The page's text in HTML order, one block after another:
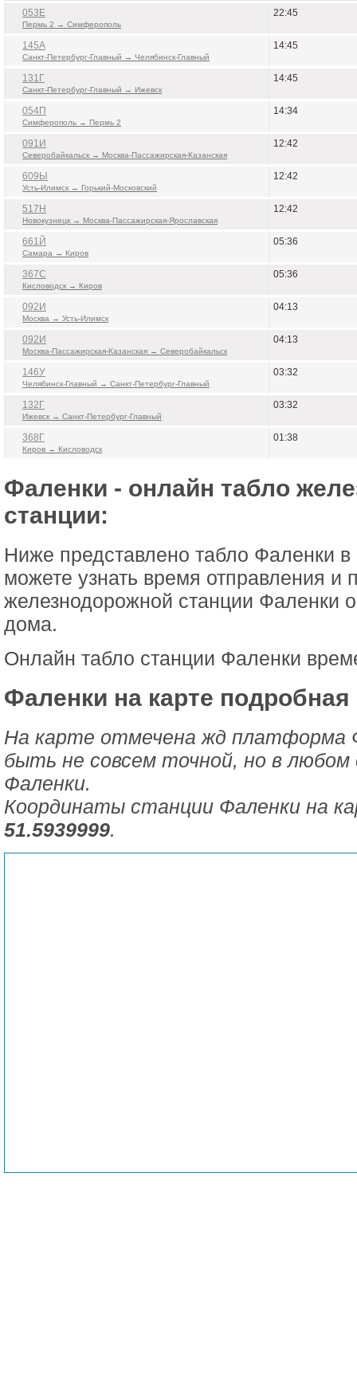
053Е
Пермь 2 → Симферополь
22:45
145А
Санкт-Петербург-Главный → Челябинск-Главный
14:45
131Г
Санкт-Петербург-Главный → Ижевск
14:45
054П
Симферополь → Пермь 2
14:34
091И
Северобайкальск → Москва-Пассажирская-Казанская
12:42
609Ы
Усть-Илимск → Горький-Московский
12:42
517Н
Новокузнецк → Москва-Пассажирская-Ярославская
12:42
661Й
Самара → Киров
05:36
367С
Кисловодск → Киров
05:36
092И
Москва → Усть-Илимск
04:13
092И
Москва-Пассажирская-Казанская → Северобайкальск
04:13
146У
Челябинск-Главный → Санкт-Петербург-Главный
03:32
132Г
Ижевск → Санкт-Петербург-Главный
03:32
368Г
Киров → Кисловодск
01:38
Фаленки - онлайн табло
станции:
Ниже представлено табло Фаленки
можете узнать время отправления и
железнодорожной станции Фаленки
дома.
Онлайн табло станции Фаленки
Фаленки на карте
На карте отмечена жд
быть не совсем точной, но в любом
Фаленки.
Координаты станции Фаленки на
51.5939999.